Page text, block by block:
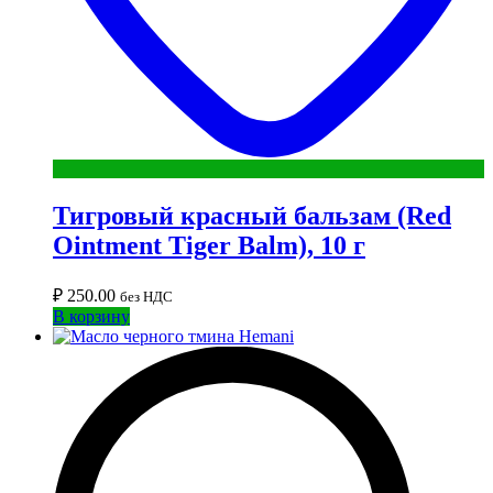
Тигровый красный бальзам (Red
Ointment Tiger Balm), 10 г
₽ 250.00 без НДС
В корзину